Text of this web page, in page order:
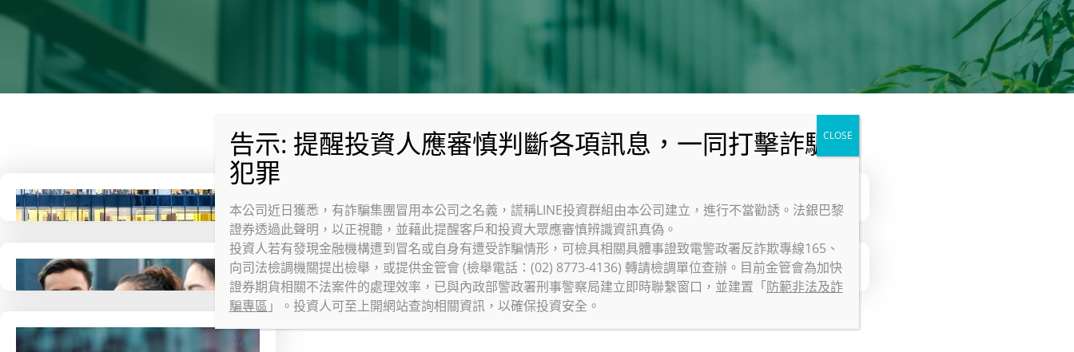
企業與機構 環球銀行 環球市場
財富管理 資產管理 法國巴黎保險
本公司近日獲悉，有詐騙集團冒用本公司之名義，謊稱LINE投資群組由本公司建立，進行不當勸誘。法銀巴黎
證券透過此聲明，以正視聽，並藉此提醒客戶和投資大眾應審慎辨識資訊真偽。
投資人若有發現金融機構遭到冒名或自身有遭受詐騙情形，可檢具相關具體事證致電警政署反詐欺專線165、
向司法檢調機關提出檢舉，或提供金管會 (檢舉電話：(02) 8773-4136) 轉請檢調單位查辦。目前金管會為加快
證券期貨相關不法案件的處理效率，已與內政部警政署刑事警察局建立即時聯繫窗口，並建置「防範非法及詐
騙專區 」。投資人可至上開網站查詢相關資訊，以確保投資安全。